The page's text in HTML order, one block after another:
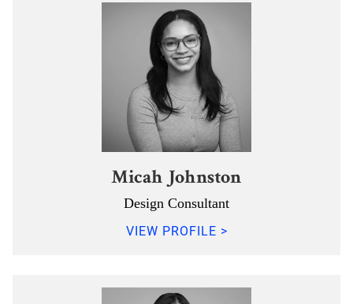
Micah Johnston
Design Consultant
VIEW PROFILE >